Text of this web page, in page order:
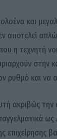
και
αποτελεί
η τεχνητή
στην
ρυθμό και να
ακριβώς την
επιχείρησης